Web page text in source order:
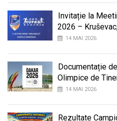
Invitație la
2026 –
14 MAI 2026
Documentație
Olimpice de
14 MAI 2026
Rezultate